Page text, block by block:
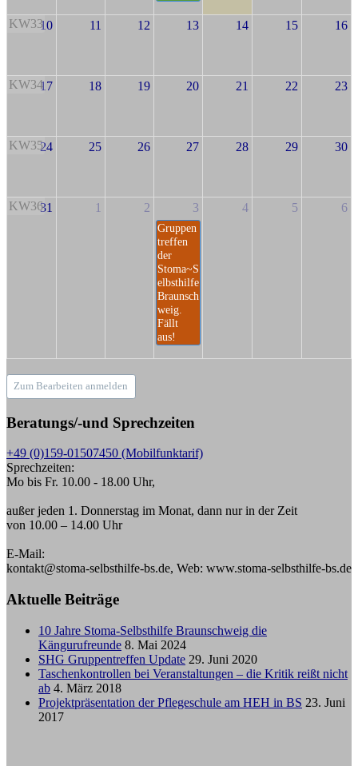
KW3310 11 12 13 14 15 16
KW3417 18 19 20 21 22 23
KW3524 25 26 27 28 29 30
KW3631 1 2 3
Gruppen
treffen
der
Stoma~S
elbsthilfe
Braunsch
weig.
Fällt
aus!
4 5 6
Zum Bearbeiten anmelden
Beratungs/-und Sprechzeiten
+49 (0)159-01507450 (Mobilfunktarif)
Sprechzeiten:
Mo bis Fr. 10.00 - 18.00 Uhr,
außer jeden 1. Donnerstag im Monat, dann nur in der Zeit
von 10.00 – 14.00 Uhr
E-Mail:
kontakt@stoma-selbsthilfe-bs.de, Web: www.stoma-selbsthilfe-bs.de
Aktuelle Beiträge
10 Jahre Stoma-Selbsthilfe Braunschweig die
Kängurufreunde 8. Mai 2024
SHG Gruppentreffen Update 29. Juni 2020
Taschenkontrollen bei Veranstaltungen – die Kritik reißt nicht
ab 4. März 2018
Projektpräsentation der Pflegeschule am HEH in BS 23. Juni
2017